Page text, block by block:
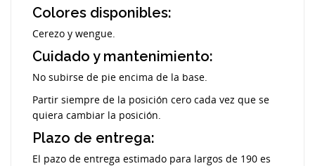
Colores disponibles:
Cerezo y wengue.
Cuidado y mantenimiento:
No subirse de pie encima de la base.
Partir siempre de la posición cero cada vez que se
quiera cambiar la posición.
Plazo de entrega:
El pazo de entrega estimado para largos de 190 es